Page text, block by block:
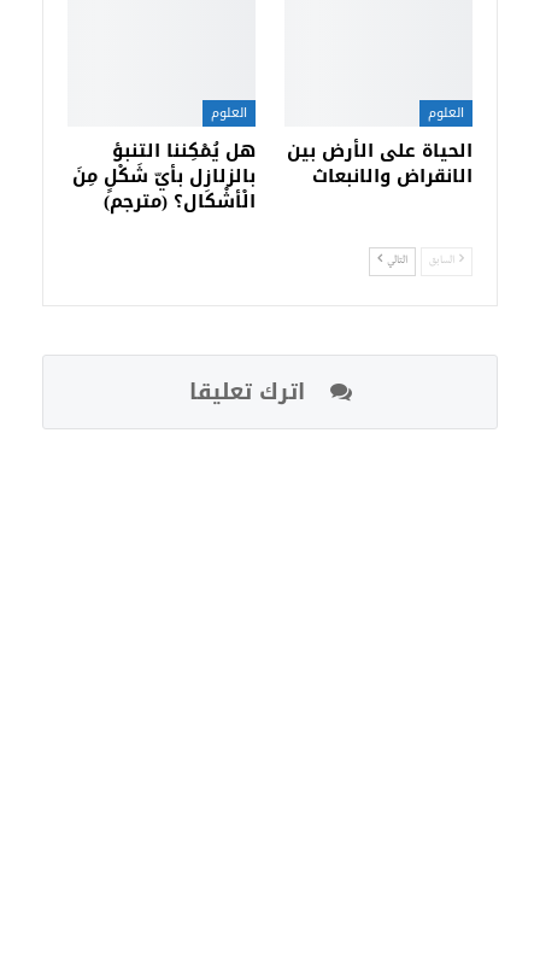
العلوم
الحياة على الأرض بين
الانقراض والانبعاث
العلوم
هل يُمْكِننا التنبؤ
بالزلازل بأيّ شَكْلٍ مِنَ
الْأشْكَال؟ (مترجم)
السابق التالي
اترك تعليقا